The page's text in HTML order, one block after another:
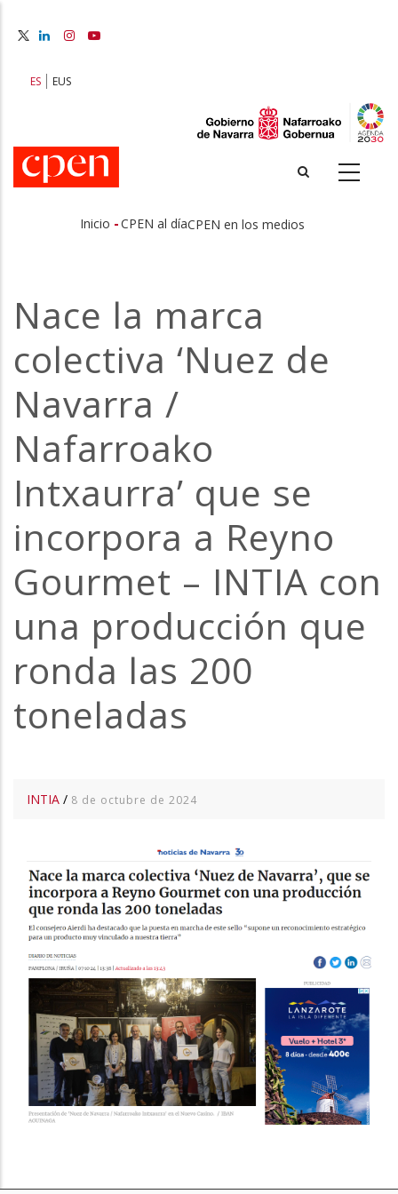
principal
ES EUS
de
ayuda
la
navegación
Inicio -CPEN al díaCPEN en los medios
Nace la marca
colectiva ‘Nuez de
Navarra /
Nafarroako
Intxaurra’ que se
incorpora a Reyno
Gourmet – INTIA con
una producción que
ronda las 200
toneladas
INTIA / 8 de octubre de 2024